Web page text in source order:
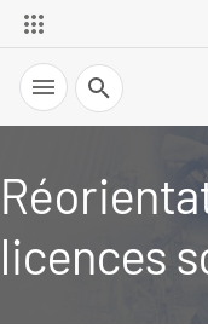
Recherche
licences